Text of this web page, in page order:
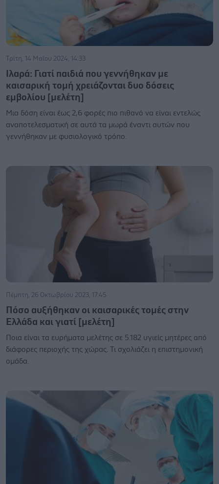
Τρίτη, 14 Μαΐου 2024, 14:33
Ιλαρά: Γιατί παιδιά που γεννήθηκαν με
καισαρική τομή χρειάζονται δυο δόσεις
εμβολίου [μελέτη]
Μια δόση είναι έως 2,6 φορές πιο πιθανό να είναι εντελώς
αναποτελεσματική σε αυτά τα μωρά έναντι αυτών που
γεννήθηκαν με φυσιολογικό τρόπο.
Πέμπτη, 26 Οκτωβρίου 2023, 17:45
Πόσο αυξήθηκαν οι καισαρικές τομές στην
Ελλάδα και γιατί [μελέτη]
Ποια είναι τα ευρήματα μελέτης σε 5.182 υγιείς μητέρες από
διάφορες περιοχής της χώρας. Τι σχολιάζει η επιστημονική
ομάδα.